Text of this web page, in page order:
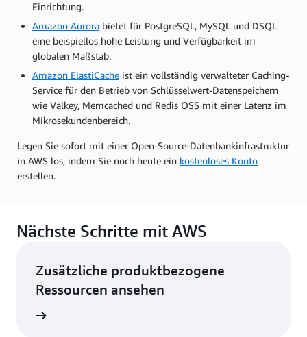
Einrichtung.
Amazon Aurora bietet für PostgreSQL, MySQL und DSQL
eine beispiellos hohe Leistung und Verfügbarkeit im
globalen Maßstab.
Amazon ElastiCache ist ein vollständig verwalteter Caching-
Service für den Betrieb von Schlüsselwert-Datenspeichern
wie Valkey, Memcached und Redis OSS mit einer Latenz im
Mikrosekundenbereich.
Legen Sie sofort mit einer Open-Source-Datenbankinfrastruktur
in AWS los, indem Sie noch heute ein kostenloses Konto
erstellen.
Nächste Schritte mit AWS
Zusätzliche produktbezogene
Ressourcen ansehen